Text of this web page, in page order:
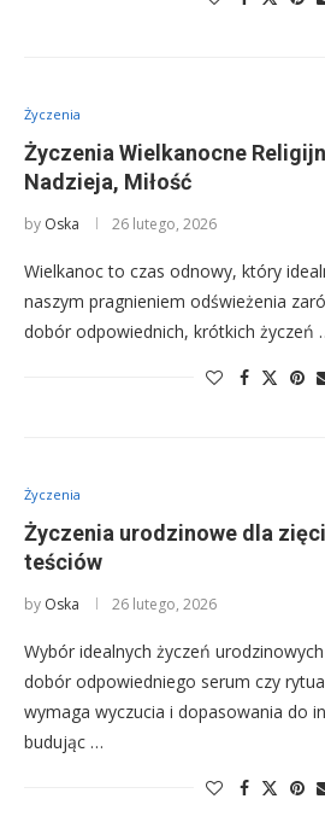
Życzenia
Życzenia Wielkanocne
Nadzieja, Miłość
by Oska 26 lutego, 2026
Wielkanoc to czas odnowy, który
naszym pragnieniem odświeżenia
dobór odpowiednich, krótkich życzeń
Życzenia
Życzenia urodzinowe dla
teściów
by Oska 26 lutego, 2026
Wybór idealnych życzeń
dobór odpowiedniego serum czy
wymaga wyczucia i dopasowania do
budując …